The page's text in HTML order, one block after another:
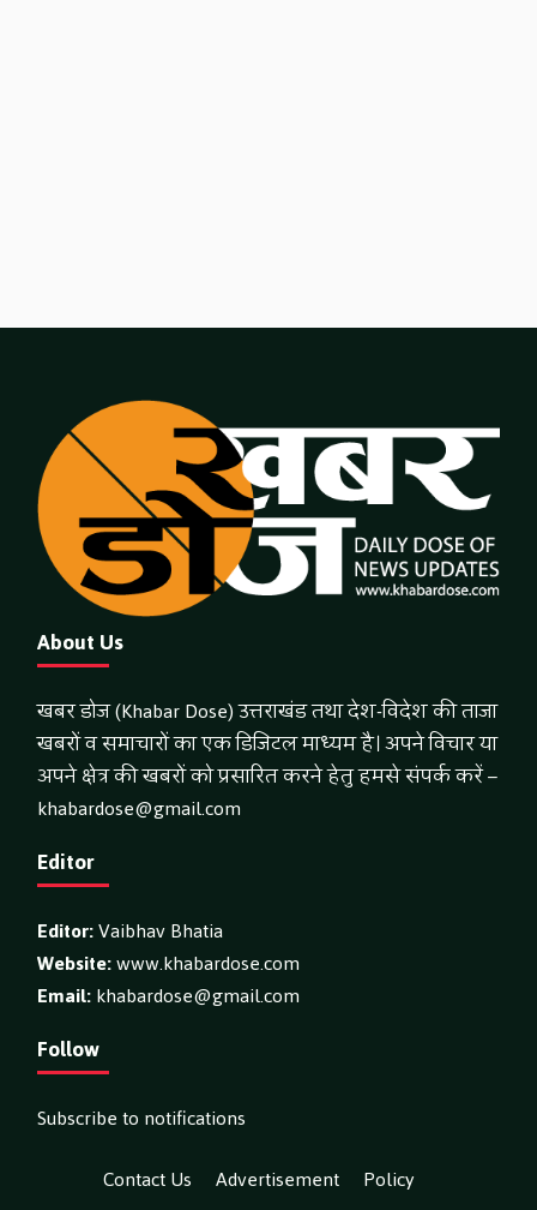
About Us
खबर डोज (Khabar Dose) उत्तराखंड तथा देश-विदेश की ताजा
खबरों व समाचारों का एक डिजिटल माध्यम है। अपने विचार या
अपने क्षेत्र की खबरों को प्रसारित करने हेतु हमसे संपर्क करें –
khabardose@gmail.com
Editor
Editor:Vaibhav Bhatia
Website:www.khabardose.com
Email:khabardose@gmail.com
Follow
Subscribe to notifications
Contact Us
Advertisement Policy